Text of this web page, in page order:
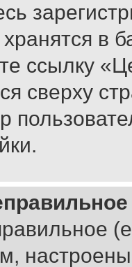
в
ссылку
сверху
настроены